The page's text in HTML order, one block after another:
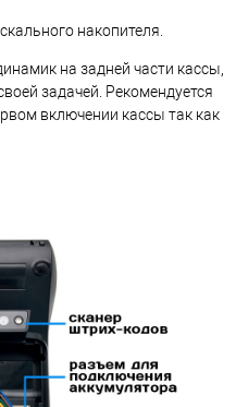
накопителя.
на задней части кассы,
задачей. Рекомендуется
включении кассы так как